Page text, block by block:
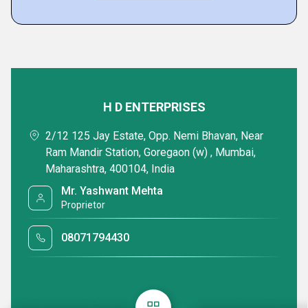
Acrylic LED Sign Board
₹ 600 आईएनआर /Square Foot
H D ENTERPRISES
2/12 125 Jay Estate, Opp. Nemi Bhavan, Near
Ram Mandir Station, Goregaon (w) , Mumbai,
Maharashtra, 400104, India
Mr. Yashwant Mehta
Proprietor
08071794430